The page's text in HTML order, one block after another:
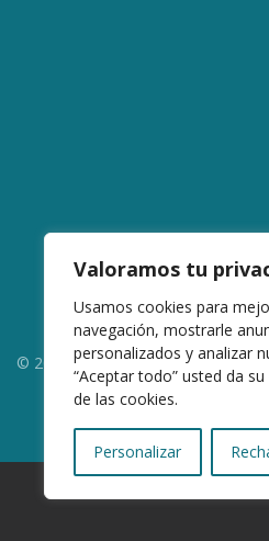
Valoramos tu
Usamos cookies para
navegación, mostrarle
personalizados y analizar
“Aceptar todo” usted da
de las cookies.
Personalizar
© 2022 Desarrollado por